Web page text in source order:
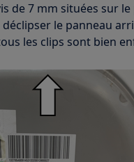
de 7 mm situées sur
le panneau
les clips sont bien